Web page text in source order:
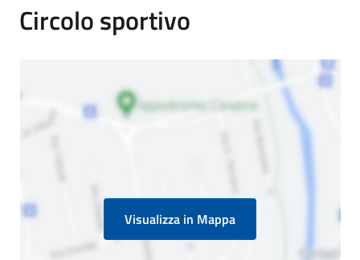
Circolo sportivo
Visualizza in Mappa